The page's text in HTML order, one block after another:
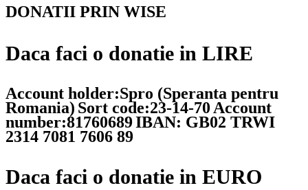
DONATII PRIN WISE
Daca faci o donatie in LIRE
Account holder:Spro (Speranta pentru
Romania) Sort code:23-14-70 Account
number:81760689IBAN: GB02 TRWI
2314 7081 7606 89
Daca faci o donatie in EURO